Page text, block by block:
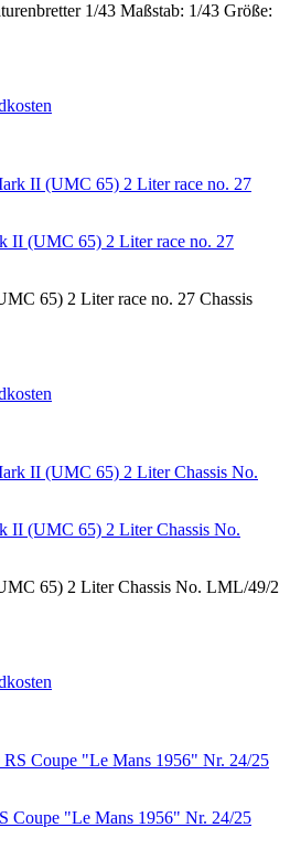
1/43 Maßstab: 1/43 Größe:
II (UMC 65) 2 Liter race no. 27
65) 2 Liter race no. 27 Chassis
II (UMC 65) 2 Liter Chassis No.
65) 2 Liter Chassis No. LML/49/2
Coupe "Le Mans 1956" Nr. 24/25